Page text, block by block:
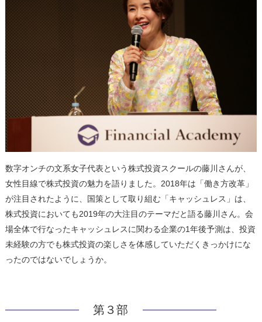
数字オンチの文系女子代表という株式投資スクールの藤川さんが、
女性目線で株式投資の魅力を語りました。2018年は「働き方改革」
が注目されたように、国策として取り組む「キャッシュレス」は、
株式投資においても2019年の大注目のテーマだと語る藤川さん。会
場全体で行なったキャッシュレスに関わる企業の1年後予測は、投資
未経験の方でも株式投資の楽しさを体感していただくきっかけにな
ったのではないでしょうか。
第３部